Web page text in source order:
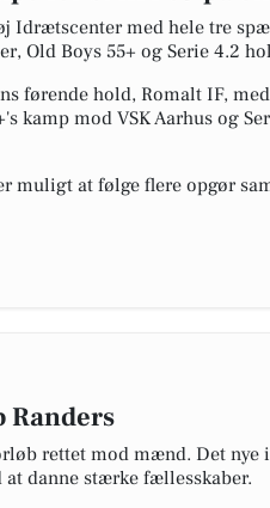
Idrætscenter med hele tre
Old Boys 55+ og Serie 4.2
førende hold, Romalt IF,
kamp mod VSK Aarhus og
muligt at følge flere opgør
rettet mod mænd. Det
danne stærke fællesskaber.